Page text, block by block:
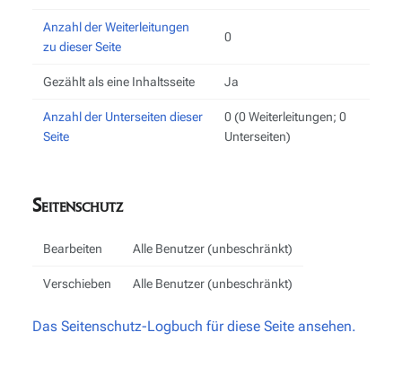
Anzahl der Weiterleitungen
zu dieser Seite
0
Gezählt als eine Inhaltsseite Ja
Anzahl der Unterseiten dieser
Seite
0 (0 Weiterleitungen; 0
Unterseiten)
Seitenschutz
Bearbeiten Alle Benutzer (unbeschränkt)
Verschieben Alle Benutzer (unbeschränkt)
Das Seitenschutz-Logbuch für diese Seite ansehen.